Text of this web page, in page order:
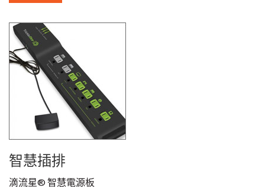
智慧插排
滴流星® 智慧電源板